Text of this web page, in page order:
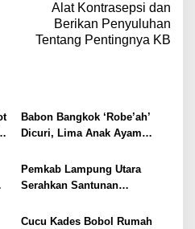
Alat Kontrasepsi dan
Berikan Penyuluhan
Tentang Pentingnya KB
Babon Bangkok ‘Robe’ah’
Dicuri, Lima Anak Ayam
Gang Jalaba Kotabumi Heboh
Pemkab Lampung Utara
Serahkan Santunan
Korban Kebakaran
Cucu Kades Bobol Rumah